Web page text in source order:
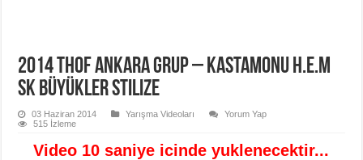
2014 THOF Ankara Grup – Kastamonu H.E.M
SK Büyükler Stilize
03 Haziran 2014 Yarışma Videoları
Yorum Yap
515 İzleme
Video 10 saniye icinde yuklenecektir...